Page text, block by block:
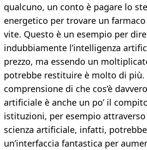
qualcuno, un conto è pagare lo
energetico per trovare un
vite. Questo è un esempio per
indubbiamente l’intelligenza
prezzo, ma essendo un
potrebbe restituire è molto di più.
comprensione di che cos’è
artificiale è anche un po’ il
istituzioni, per esempio attraverso
scienza artificiale, infatti,
un’interfaccia fantastica per